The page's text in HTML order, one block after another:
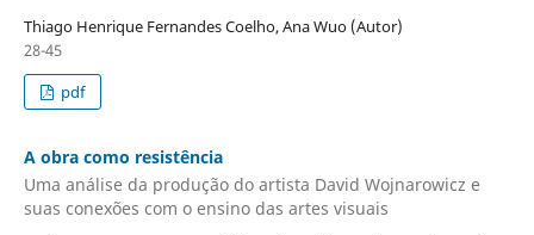
Thiago Henrique Fernandes Coelho, Ana Wuo (Autor)
28-45
pdf
A obra como resistência
Uma análise da produção do artista David Wojnarowicz e
suas conexões com o ensino das artes visuais